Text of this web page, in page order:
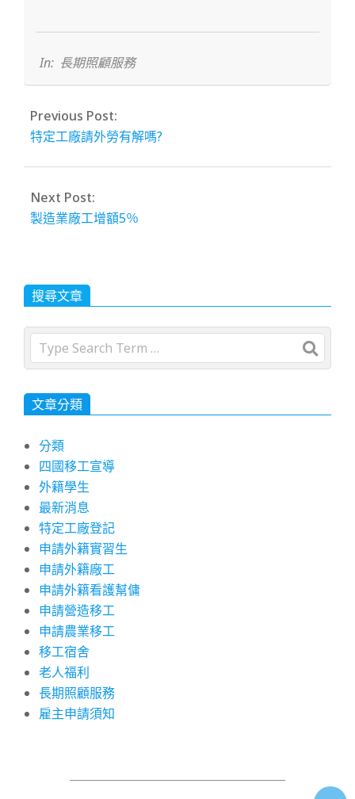
24
In: 長期照顧服務
Previous Post:
特定工廠請外勞有解嗎?
Next Post:
製造業廠工增額5％
搜尋文章
Search
文章分類
分類
四國移工宣導
外籍學生
最新消息
特定工廠登記
申請外籍實習生
申請外籍廠工
申請外籍看護幫傭
申請營造移工
申請農業移工
移工宿舍
老人福利
長期照顧服務
雇主申請須知